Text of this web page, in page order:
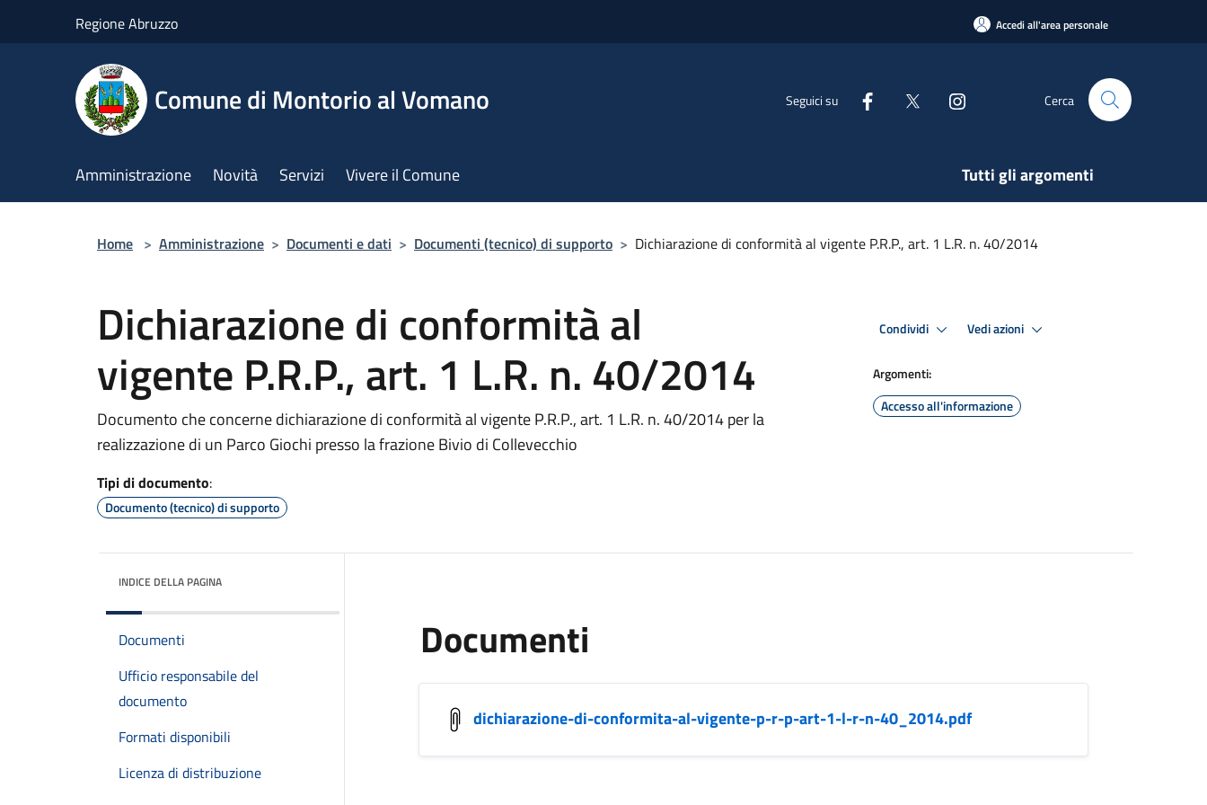
Regione Abruzzo Accedi all'area personale
Comune di Montorio al Vomano Seguici su Cerca
Amministrazione Novità Servizi Vivere il Comune Tutti gli argomenti
Home > Amministrazione > Documenti e dati > Documenti (tecnico) di supporto > Dichiarazione di conformità al vigente P.R.P., art. 1 L.R. n. 40/2014
Dichiarazione di conformità al
vigente P.R.P., art. 1 L.R. n. 40/2014
Documento che concerne dichiarazione di conformità al vigente P.R.P., art. 1 L.R. n. 40/2014 per la
realizzazione di un Parco Giochi presso la frazione Bivio di Collevecchio
Tipi di documento:
Documento (tecnico) di supporto
Condividi Vedi azioni
Argomenti:
Accesso all'informazione
INDICE DELLA PAGINA
Documenti
Ufficio responsabile del
documento
Formati disponibili
Licenza di distribuzione
Documenti
dichiarazione-di-conformita-al-vigente-p-r-p-art-1-l-r-n-40_2014.pdf